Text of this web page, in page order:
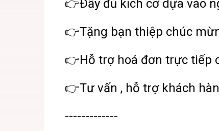
👉Đầy đủ kích cỡ dựa vào
👉Tặng bạn thiệp chúc
👉Hỗ trợ hoá đơn trực tiếp
👉Tư vấn , hỗ trợ khách
-------------